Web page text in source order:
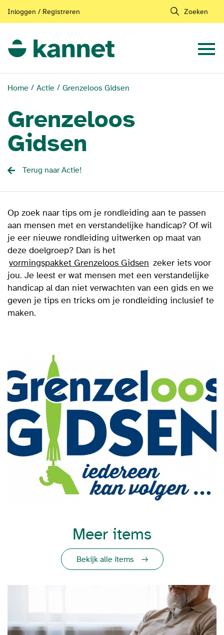
Inloggen / Registreren Zoeken
Home Actie Grenzeloos Gidsen
Grenzeloos
Gidsen
Terug naar Actie!
Op zoek naar tips om je rondleiding aan te passen
aan mensen met en verstandelijke handicap? Of wil
je eer nieuwe rondleiding uitwerken op maat van
deze doelgroep? Dan is het
vormingspakket Grenzeloos Gidsen zeker iets voor
jou. Je leest er wat mensen met een verstandelijke
handicap al dan niet verwachten van een gids en we
geven je tips en tricks om je rondleiding inclusief te
maken.
Meer items
Bekijk alle items